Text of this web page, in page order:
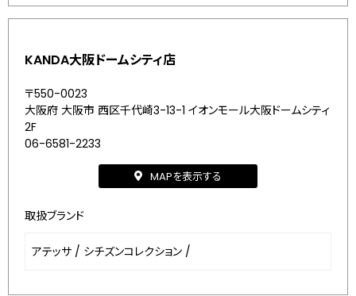
KANDA大阪ドームシティ店
〒550-0023
大阪府 大阪市 西区千代崎3-13-1 イオンモール大阪ドームシティ
2F
06-6581-2233
MAPを表示する
取扱ブランド
アテッサ / シチズンコレクション /